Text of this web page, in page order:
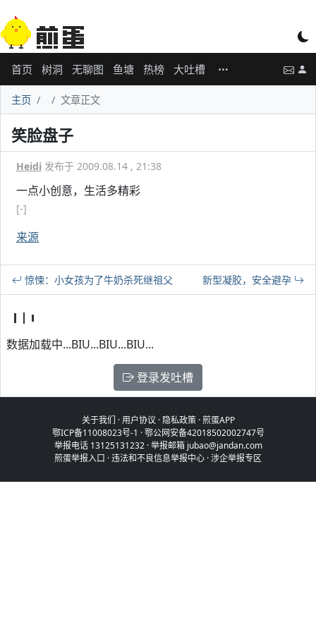
首页 树洞 无聊图 鱼塘 热榜 大吐槽
主页 文章正文
笑脸盘子
Heidi 发布于 2009.08.14 , 21:38
一点小创意，生活多精彩
[-]
来源
惊悚：小女孩为了牛奶杀死继祖父 新型凝胶，安全避孕
数据加载中...BIU...BIU...BIU...
登录发吐槽
关于我们 ·用户协议 · 隐私政策·煎蛋APP
鄂ICP备11008023号-1 ·鄂公网安备42018502002747号
举报电话 13125131232 · 举报邮箱 jubao@jandan.com
煎蛋举报入口 ·违法和不良信息举报中心 ·涉企举报专区